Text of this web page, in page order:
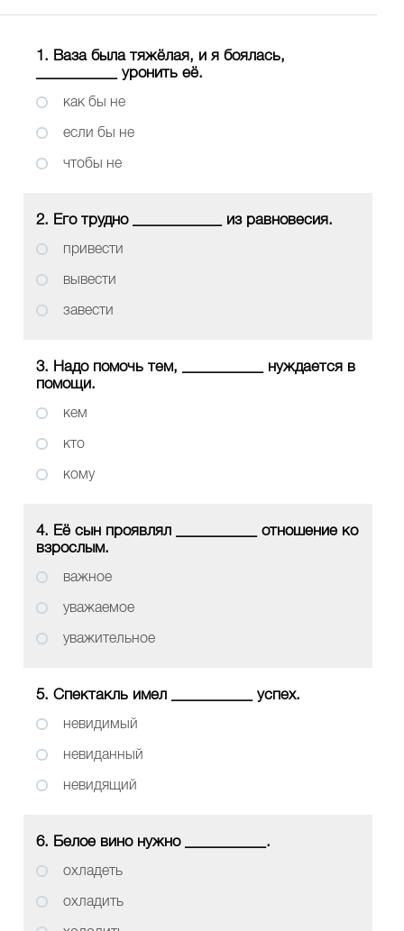
1. Ваза была тяжёлая, и я боялась,
__________ уронить её.
как бы не
если бы не
чтобы не
2. Его трудно ___________ из равновесия.
привести
вывести
завести
3. Надо помочь тем, __________ нуждается в
помощи.
кем
кто
кому
4. Её сын проявлял __________ отношение ко
взрослым.
важное
уважаемое
уважительное
5. Спектакль имел __________ успех.
невидимый
невиданный
невидящий
6. Белое вино нужно __________.
охладеть
охладить